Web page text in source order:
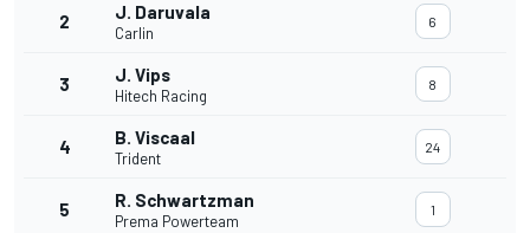
2 J. Daruvala
Carlin
6
3 J. Vips
Hitech Racing
8
4 B. Viscaal
Trident
24
5 R. Schwartzman
Prema Powerteam
1